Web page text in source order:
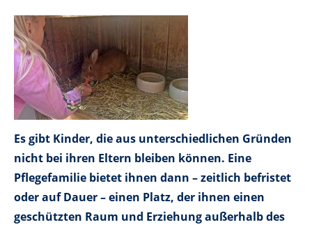
Es gibt Kinder, die aus unterschiedlichen Gründen
nicht bei ihren Eltern bleiben können. Eine
Pflegefamilie bietet ihnen dann – zeitlich befristet
oder auf Dauer – einen Platz, der ihnen einen
geschützten Raum und Erziehung außerhalb des